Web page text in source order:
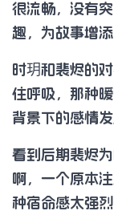
很流畅，没有
趣，为故事增添
时玥和裴烬的
住呼吸，那种
背景下的感情
看到后期裴烬
啊，一个原本
种宿命感太强